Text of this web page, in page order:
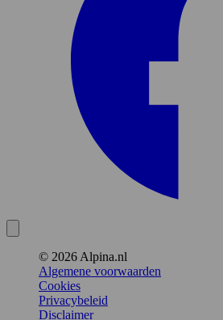
© 2026 Alpina.nl
Algemene voorwaarden
Cookies
Privacybeleid
Disclaimer